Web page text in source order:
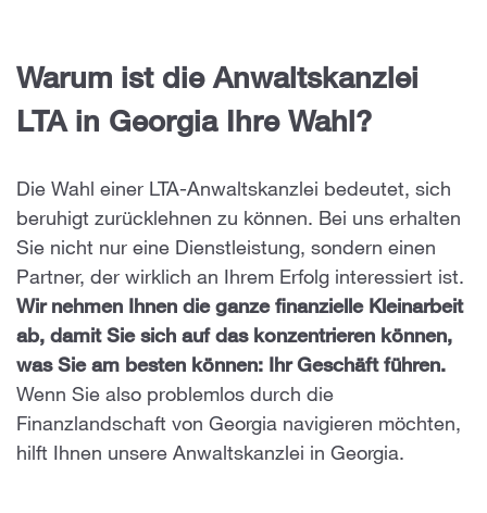
Warum ist die Anwaltskanzlei
LTA in Georgia Ihre Wahl?
Die Wahl einer LTA-Anwaltskanzlei bedeutet, sich
beruhigt zurücklehnen zu können. Bei uns erhalten
Sie nicht nur eine Dienstleistung, sondern einen
Partner, der wirklich an Ihrem Erfolg interessiert ist.
Wir nehmen Ihnen die ganze finanzielle Kleinarbeit
ab, damit Sie sich auf das konzentrieren können,
was Sie am besten können: Ihr Geschäft führen.
Wenn Sie also problemlos durch die
Finanzlandschaft von Georgia navigieren möchten,
hilft Ihnen unsere Anwaltskanzlei in Georgia.